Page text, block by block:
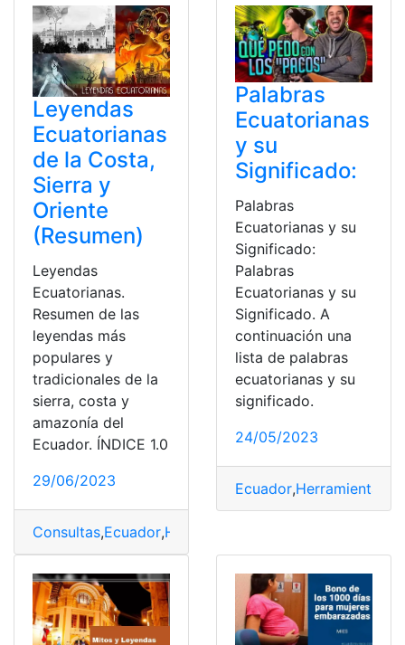
Leyendas
Ecuatorianas
de la Costa,
Sierra y
Oriente
(Resumen)
Leyendas
Ecuatorianas.
Resumen de las
leyendas más
populares y
tradicionales de la
sierra, costa y
amazonía del
Ecuador. ÍNDICE 1.0
29/06/2023
Consultas,Ecuador,Herramientas Ecuador
Palabras
Ecuatorianas
y su
Significado:
Palabras
Ecuatorianas y su
Significado:
Palabras
Ecuatorianas y su
Significado. A
continuación una
lista de palabras
ecuatorianas y su
significado.
24/05/2023
Ecuador,Herramientas